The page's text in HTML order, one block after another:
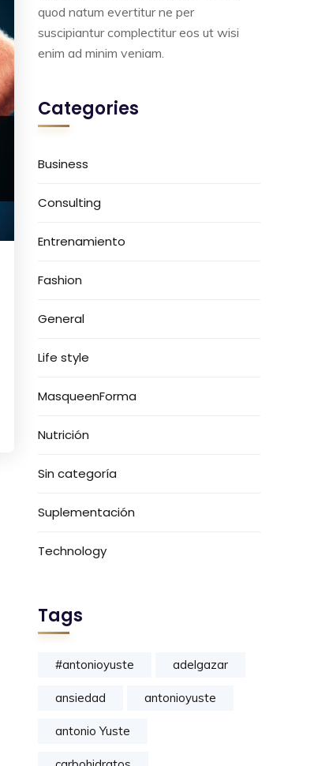
quod natum evertitur ne per
suscipiantur complectitur eos ut wisi
enim ad minim veniam.
Categories
Business
Consulting
Entrenamiento
Fashion
General
Life style
MasqueenForma
Nutrición
Sin categoría
Suplementación
Technology
Tags
#antonioyuste adelgazar
ansiedad antonioyuste
antonio Yuste